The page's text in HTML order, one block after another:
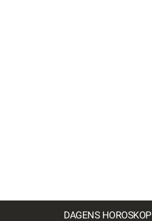
DAGENS HOROSKOP